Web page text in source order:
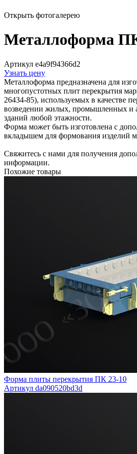
Открыть фотогалерею
Металлоформа
Артикул e4a9f94366d2
Узнать цену
Металлоформа предназначена для
многопустотных плит перекрытия
26434-85), используемых в качестве
возведении жилых, промышленных и
зданий любой этажности.
Форма может быть изготовлена с
вкладышем для формования изделий
Свяжитесь с нами для получения
информации.
Похожие товары
Форма плиты перекрытия ПК 23-10
Артикул da090520bd3d